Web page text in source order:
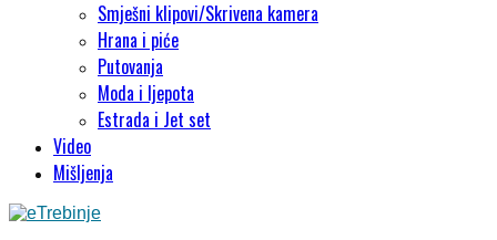
Smješni klipovi/Skrivena kamera
Hrana i piće
Putovanja
Moda i ljepota
Estrada i Jet set
Video
Mišljenja